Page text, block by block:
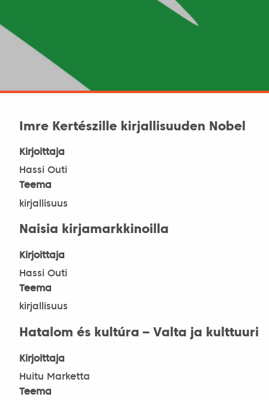
Imre Kertészille kirjallisuuden Nobel
Kirjoittaja
Hassi Outi
Teema
kirjallisuus
Naisia kirjamarkkinoilla
Kirjoittaja
Hassi Outi
Teema
kirjallisuus
Hatalom és kultúra – Valta ja kulttuuri
Kirjoittaja
Huitu Marketta
Teema